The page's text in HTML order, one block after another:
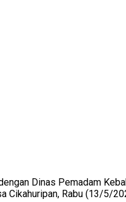
Dinas Pemadam
Cikahuripan, Rabu (13/5/